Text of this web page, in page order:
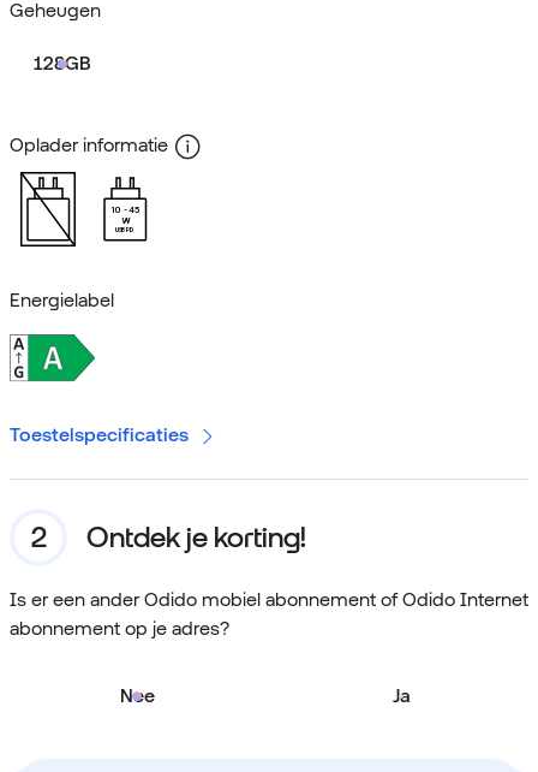
Geheugen
128GB
Oplader informatie
10
45
W
USB PD
Energielabel
Toestelspecificaties
Ontdek je korting!
Is er een ander Odido mobiel abonnement of Odido Internet
abonnement op je adres?
Nee Ja